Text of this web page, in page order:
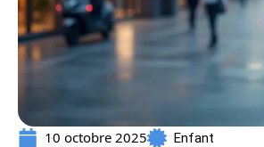
10 octobre 2025 Enfant